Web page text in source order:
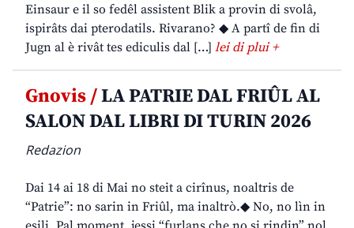
Einsaur e il so fedêl assistent Blik a provin di svolâ,
ispirâts dai pterodatils. Rivarano? ◆ A partî de fin di
Jugn al è rivât tes ediculis dal […] lei di plui +
Gnovis /LA PATRIE DAL FRIÛL AL
SALON DAL LIBRI DI TURIN 2026
Redazion
Dai 14 ai 18 di Mai no steit a cirînus, noaltris de
“Patrie”: no sarin in Friûl, ma inaltrò.◆ No, no lìn in